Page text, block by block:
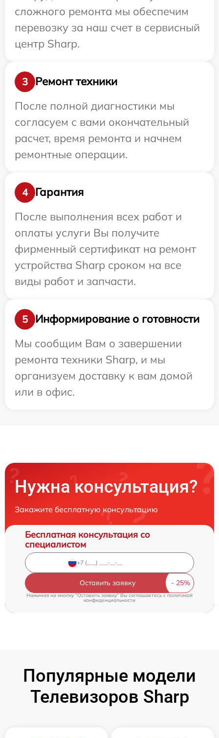
сложного ремонта мы обеспечим
перевозку за наш счет в сервисный
центр Sharp.
3
Ремонт техники
После полной диагностики мы
согласуем с вами окончательный
расчет, время ремонта и начнем
ремонтные операции.
4
Гарантия
После выполнения всех работ и
оплаты услуги Вы получите
фирменный сертификат на ремонт
устройства Sharp сроком на все
виды работ и запчасти.
5
Информирование о готовности
Мы сообщим Вам о завершении
ремонта техники Sharp, и мы
организуем доставку к вам домой
или в офис.
Нужна консультация?
Закажите бесплатную консультацию
Бесплатная консультация со
специалистом
Оставить заявку
Нажимая на кнопку "Оставить заявку" Вы соглашаетесь cполитикой
конфиденциальности
Популярные модели
Телевизоров Sharp